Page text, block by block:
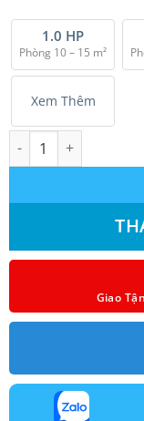
1.0 HP
Phòng 10 – 15 m²
Xem Thêm
Máy lạnh treo tường
Giao